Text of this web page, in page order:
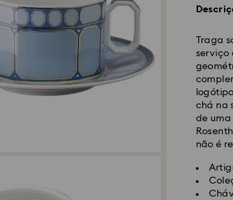
Traga
serviço
chá na
de
não é
Envio
As
CET
Prazo
10
Custo
Envio
Envio
As
CET